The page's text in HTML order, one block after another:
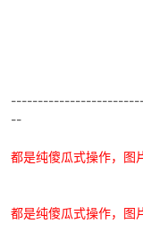
--
都是纯傻瓜式操作，图
都是纯傻瓜式操作，图